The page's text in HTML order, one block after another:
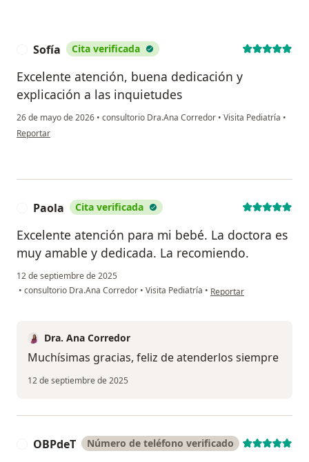
Sofía Cita verificada
Excelente atención, buena dedicación y
explicación a las inquietudes
26 de mayo de 2026 • consultorio Dra.Ana Corredor • Visita Pediatría •
en opinión del usuario Sofía
Reportar
Paola Cita verificada
Excelente atención para mi bebé. La doctora es
muy amable y dedicada. La recomiendo.
12 de septiembre de 2025
• consultorio Dra.Ana Corredor • Visita Pediatría • en opinión del usuario
Reportar
Dra. Ana Corredor
Muchísimas gracias, feliz de atenderlos siempre
12 de septiembre de 2025
OBPdeT Número de teléfono verificado